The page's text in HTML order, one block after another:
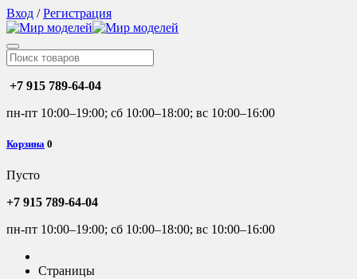
Вход /Регистрация
+7 915 789-64-04
пн-пт 10:00–19:00; сб 10:00–18:00; вс 10:00–16:00
Корзина 0
Пусто
+7 915 789-64-04
пн-пт 10:00–19:00; сб 10:00–18:00; вс 10:00–16:00
Страницы